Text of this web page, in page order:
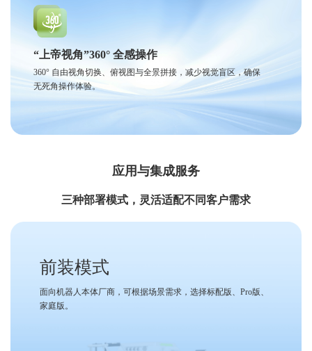
“上帝视角”360° 全感操作
360° 自由视角切换、俯视图与全景拼接，减少视觉盲区，确保
无死角操作体验。
应用与集成服务
三种部署模式，灵活适配不同客户需求
前装模式
面向机器人本体厂商，可根据场景需求，选择标配版、Pro版、
家庭版。